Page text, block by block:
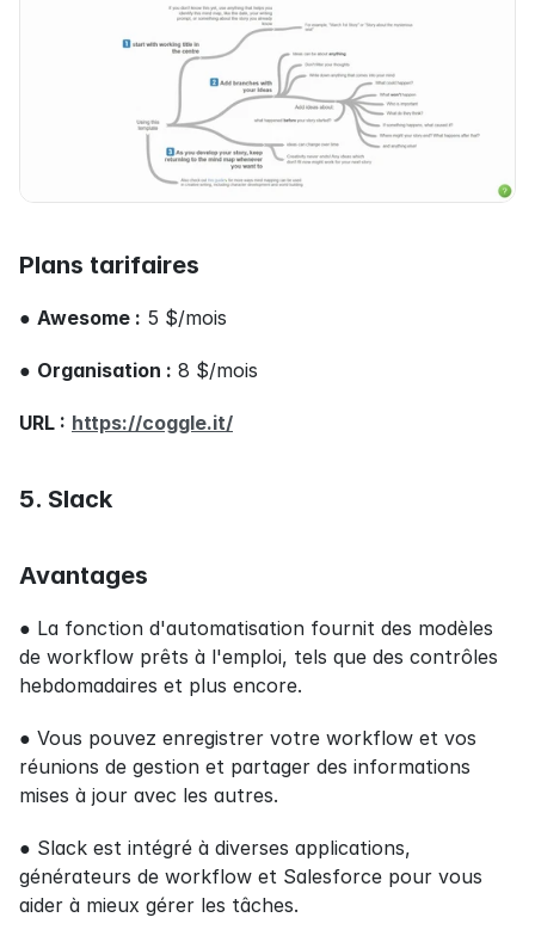
Plans tarifaires
● Awesome : 5 $/mois
● Organisation : 8 $/mois
URL : https://coggle.it/
5. Slack
Avantages
● La fonction d'automatisation fournit des modèles
de workflow prêts à l'emploi, tels que des contrôles
hebdomadaires et plus encore.
● Vous pouvez enregistrer votre workflow et vos
réunions de gestion et partager des informations
mises à jour avec les autres.
● Slack est intégré à diverses applications,
générateurs de workflow et Salesforce pour vous
aider à mieux gérer les tâches.